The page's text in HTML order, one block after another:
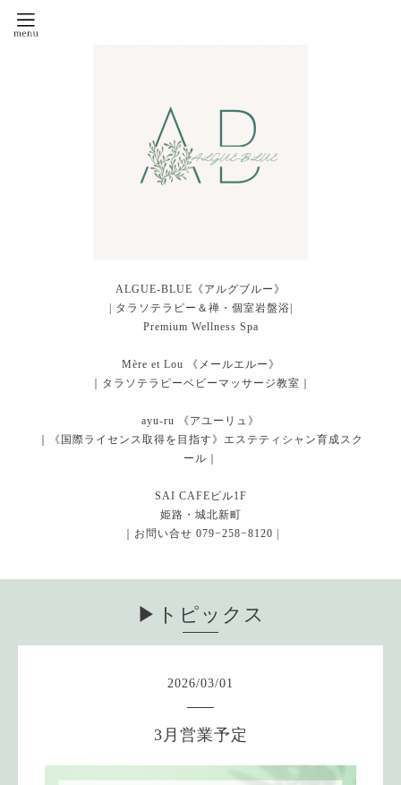
ALGUE-BLUE《アルグブルー》
| タラソテラピー＆禅・個室岩盤浴|
Premium Wellness Spa
Mère et Lou 《メールエルー》
｜タラソテラピーベビーマッサージ教室｜
ayu-ru 《アユーリュ》
｜《国際ライセンス取得を目指す》エステティシャン育成スク
ール｜
SAI CAFEビル1F
姫路・城北新町
｜お問い合せ 079−258−8120 |
▶︎トピックス
2026/03/01
3月営業予定